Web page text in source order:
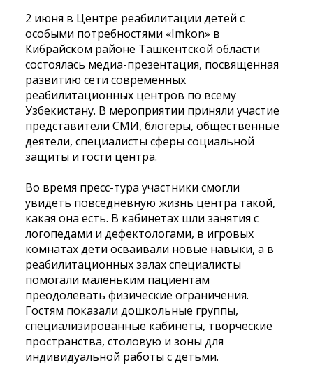
2 июня в Центре реабилитации детей с
особыми потребностями «Imkon» в
Кибрайском районе Ташкентской области
состоялась медиа-презентация, посвященная
развитию сети современных
реабилитационных центров по всему
Узбекистану. В мероприятии приняли участие
представители СМИ, блогеры, общественные
деятели, специалисты сферы социальной
защиты и гости центра.
Во время пресс-тура участники смогли
увидеть повседневную жизнь центра такой,
какая она есть. В кабинетах шли занятия с
логопедами и дефектологами, в игровых
комнатах дети осваивали новые навыки, а в
реабилитационных залах специалисты
помогали маленьким пациентам
преодолевать физические ограничения.
Гостям показали дошкольные группы,
специализированные кабинеты, творческие
пространства, столовую и зоны для
индивидуальной работы с детьми.